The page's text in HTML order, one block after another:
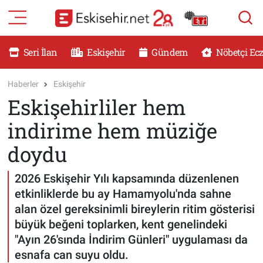
Seri İlan Eskişehir Gündem Nöbetçi
Haberler Eskişehir
Eskişehirliler hem
indirime hem müziğe
doydu
2026 Eskişehir Yılı kapsamında düzenlenen
etkinliklerde bu ay Hamamyolu'nda sahne
alan özel gereksinimli bireylerin ritim gösterisi
büyük beğeni toplarken, kent genelindeki
"Ayın 26'sında İndirim Günleri" uygulaması da
esnafa can suyu oldu.
RESMİ İLANLAR
DÜNYA
SAĞLIK
MAGAZİN
KADIN
TEKNOLOJİ
YEMEK
Eskişehir Nöbetçi Eczaneler
Eskişehir Namaz Vakitleri
Eskişehir Trafik Yoğunluk Haritası
Süper Lig Puan Durumu ve Fikstür
Tüm Manşetler
Son Dakika Haberleri
Haber Arşivi